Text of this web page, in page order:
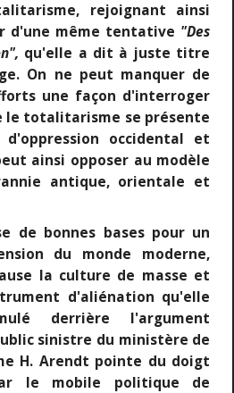
rejoignant ainsi
d'une même tentative "Des
qu'elle a dit à juste titre
On ne peut manquer de
une façon d'interroger
le totalitarisme se présente
occidental et
ainsi opposer au modèle
antique, orientale et
de bonnes bases pour un
du monde moderne,
la culture de masse et
d'aliénation qu'elle
derrière l'argument
sinistre du ministère de
H. Arendt pointe du doigt
le mobile politique de